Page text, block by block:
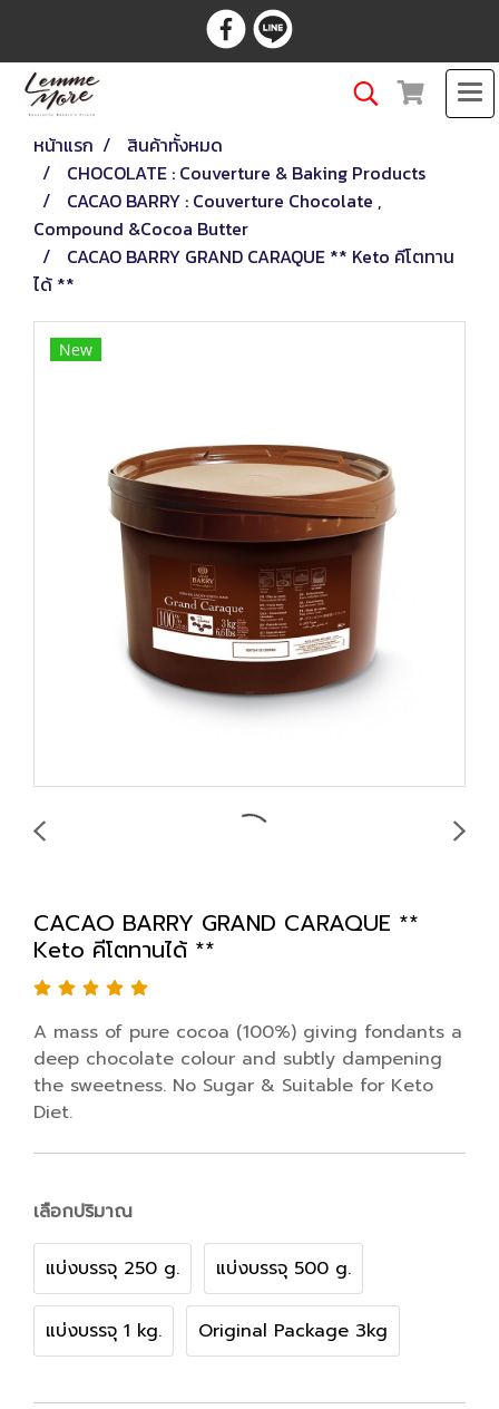
หน้าแรก
สินค้าทั้งหมด
CHOCOLATE : Couverture & Baking Products
CACAO BARRY : Couverture Chocolate ,
Compound &Cocoa Butter
CACAO BARRY GRAND CARAQUE ** Keto คีโตทาน
ได้ **
New
CACAO BARRY GRAND CARAQUE **
Keto คีโตทานได้ **
A mass of pure cocoa (100%) giving fondants a
deep chocolate colour and subtly dampening
the sweetness. No Sugar & Suitable for Keto
Diet.
เลือกปริมาณ
แบ่งบรรจุ 250 g. แบ่งบรรจุ 500 g.
แบ่งบรรจุ 1 kg. Original Package 3kg